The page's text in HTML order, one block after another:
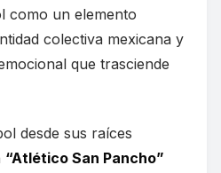
como un elemento
colectiva mexicana y
que trasciende
desde sus raíces
“Atlético San Pancho”